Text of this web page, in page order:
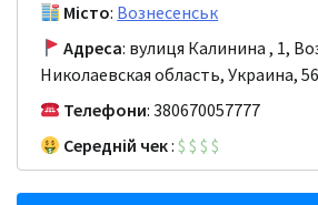
Місто: Вознесенськ
Адреса: вулиця Калинина , 1,
Николаевская область, Украина,
Телефони: 380670057777
Середній чек:$ $ $ $